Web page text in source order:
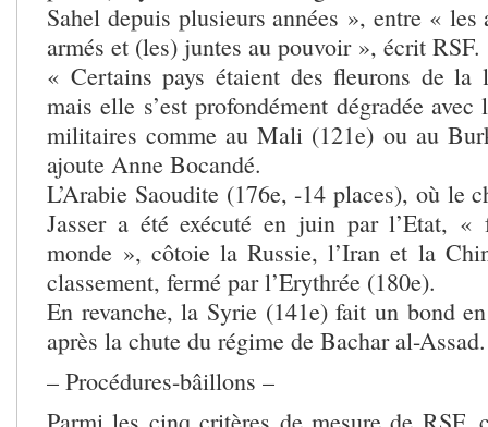
Sahel depuis plusieurs années », entre « les
armés et (les) juntes au pouvoir », écrit RSF.
« Certains pays étaient des fleurons de la
mais elle s’est profondément dégradée avec
militaires comme au Mali (121e) ou au
ajoute Anne Bocandé.
L’Arabie Saoudite (176e, -14 places), où le
Jasser a été exécuté en juin par l’Etat,
monde », côtoie la Russie, l’Iran et la
classement, fermé par l’Erythrée (180e).
En revanche, la Syrie (141e) fait un bond
après la chute du régime de Bachar al-Assad.
– Procédures-bâillons –